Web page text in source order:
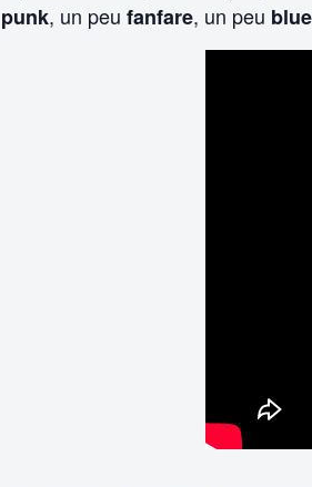
punk, un peu fanfare, un peu